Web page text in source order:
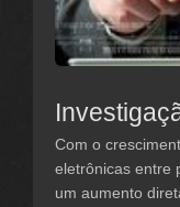
Com o
eletrônicas entre
um aumento